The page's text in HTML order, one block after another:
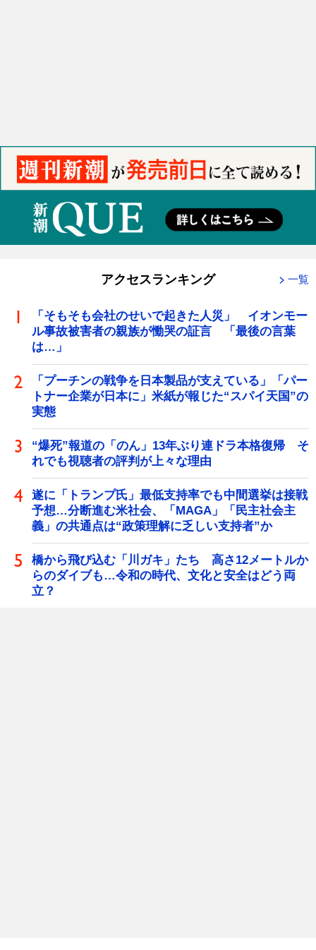
アクセスランキング 一覧
「そもそも会社のせいで起きた人災」 イオンモー
ル事故被害者の親族が慟哭の証言 「最後の言葉
は…」
「プーチンの戦争を日本製品が支えている」「パー
トナー企業が日本に」米紙が報じた“スパイ天国”の
実態
“爆死”報道の「のん」13年ぶり連ドラ本格復帰 そ
れでも視聴者の評判が上々な理由
遂に「トランプ氏」最低支持率でも中間選挙は接戦
予想…分断進む米社会、「MAGA」「民主社会主
義」の共通点は“政策理解に乏しい支持者”か
橋から飛び込む「川ガキ」たち 高さ12メートルか
らのダイブも…令和の時代、文化と安全はどう両
立？